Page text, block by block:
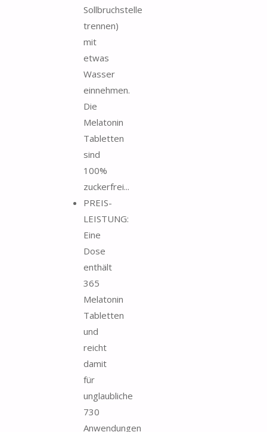
Sollbruchstelle
trennen)
mit
etwas
Wasser
einnehmen.
Die
Melatonin
Tabletten
sind
100%
zuckerfrei...
PREIS-
LEISTUNG:
Eine
Dose
enthält
365
Melatonin
Tabletten
und
reicht
damit
für
unglaubliche
730
Anwendungen